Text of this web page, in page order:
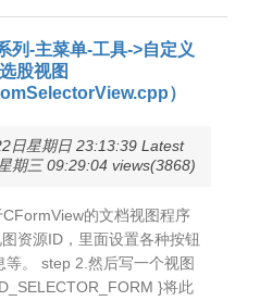
列-主菜单-工具->自定义
股视图
）
日星期日 23:13:39 Latest
期三 09:29:04 views(3868)
的文档视图程序
资源ID，里面设置各种按钮
。 step 2.然后写一个视图
}将此